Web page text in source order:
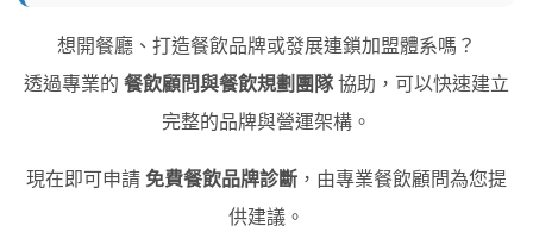
想開餐廳、打造餐飲品牌或發展連鎖加盟體系嗎？
透過專業的 餐飲顧問與餐飲規劃團隊協助，可以快速建立
完整的品牌與營運架構。
現在即可申請免費餐飲品牌診斷 ，由專業餐飲顧問為您提
供建議。